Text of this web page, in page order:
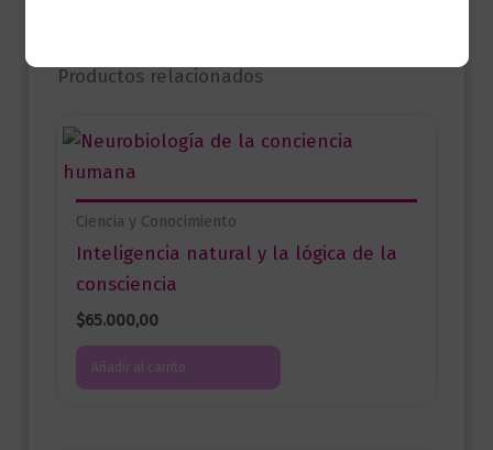
Productos relacionados
Ciencia y Conocimiento
Inteligencia natural y la lógica de la
consciencia
$65.000,00
Añadir al carrito